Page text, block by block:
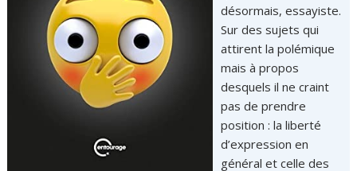
désormais, essayiste.
Sur des sujets qui
attirent la polémique
mais à propos
desquels il ne craint
pas de prendre
position : la liberté
d’expression en
général et celle des